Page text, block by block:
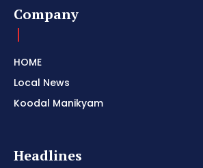
Company
HOME
Local News
Koodal Manikyam
Headlines